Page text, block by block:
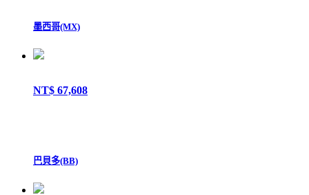
墨西哥(MX)
NT$ 67,608
巴貝多(BB)